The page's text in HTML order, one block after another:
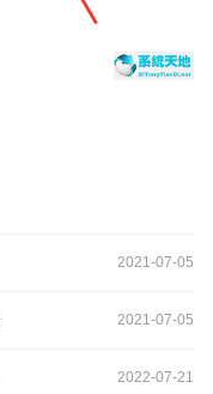
2021-07-05
2021-07-05
2022-07-21